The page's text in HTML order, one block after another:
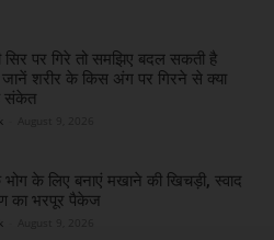
सिर पर गिरे तो समझिए बदल सकती है
शरीर के किस अंग पर गिरने से क्या
संकेत
के लिए बनाएं मखाने की खिचड़ी, स्वाद
का भरपूर पैकेज